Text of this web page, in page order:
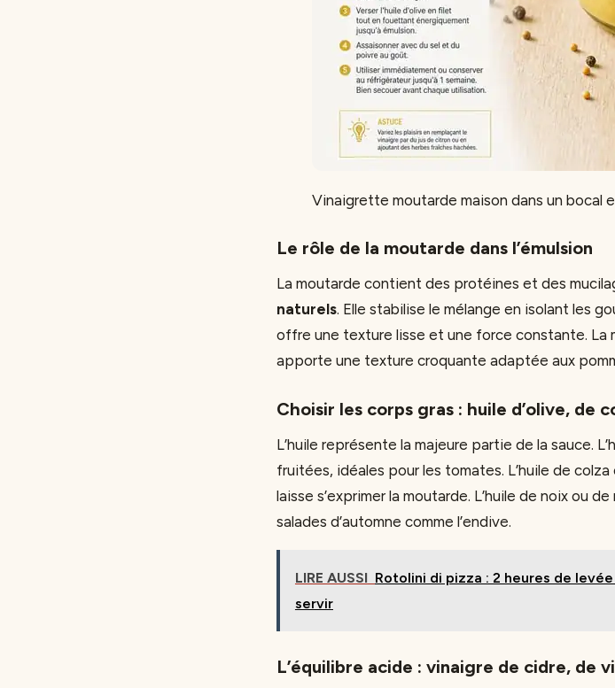
Vinaigrette moutarde maison dans un bocal
Le rôle de la moutarde dans l’émulsion
La moutarde contient des protéines et des
naturels. Elle stabilise le mélange en isolant les
offre une texture lisse et une force constante. La
apporte une texture croquante adaptée aux
Choisir les corps gras : huile d’olive, de
L’huile représente la majeure partie de la sauce.
fruitées, idéales pour les tomates. L’huile de
laisse s’exprimer la moutarde. L’huile de noix ou
salades d’automne comme l’endive.
LIRE AUSSI Rotolini di pizza : 2 heures de
servir
L’équilibre acide : vinaigre de cidre, de